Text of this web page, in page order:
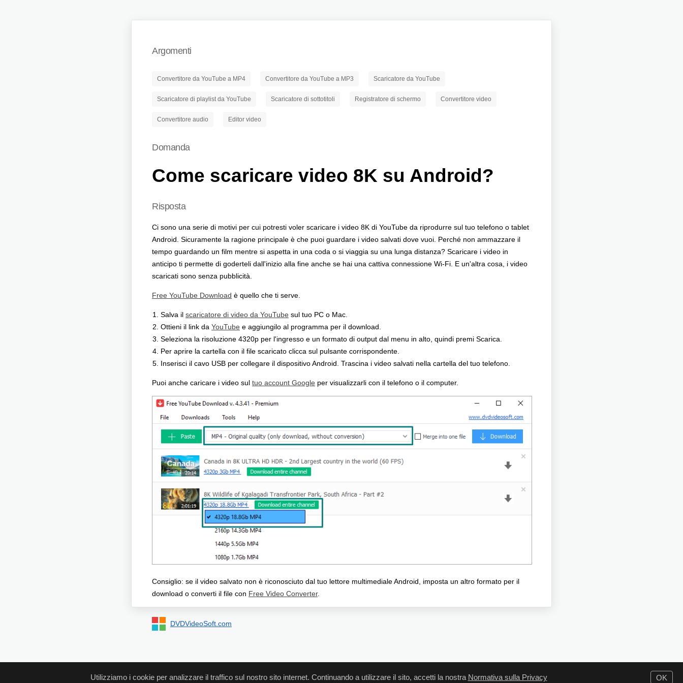
Utilizziamo i cookie per analizzare il traffico sul nostro sito internet. Continuando a utilizzare il sito, accetti la nostra Normativa sulla Privacy OK
Argomenti
Convertitore da YouTube a MP4 Convertitore da YouTube a MP3 Scaricatore da YouTube
Scaricatore di playlist da YouTube Scaricatore di sottotitoli Registratore di schermo Convertitore video
Convertitore audio Editor video
Domanda
Come scaricare video 8K su Android?
Risposta
Ci sono una serie di motivi per cui potresti voler scaricare i video 8K di YouTube da riprodurre sul tuo telefono o tablet
Android. Sicuramente la ragione principale è che puoi guardare i video salvati dove vuoi. Perché non ammazzare il
tempo guardando un film mentre si aspetta in una coda o si viaggia su una lunga distanza? Scaricare i video in
anticipo ti permette di goderteli dall'inizio alla fine anche se hai una cattiva connessione Wi-Fi. E un'altra cosa, i video
scaricati sono senza pubblicità.
Free YouTube Download è quello che ti serve.
Salva il scaricatore di video da YouTube sul tuo PC o Mac.
Ottieni il link da YouTube e aggiungilo al programma per il download.
Seleziona la risoluzione 4320p per l'ingresso e un formato di output dal menu in alto, quindi premi Scarica.
Per aprire la cartella con il file scaricato clicca sul pulsante corrispondente.
Inserisci il cavo USB per collegare il dispositivo Android. Trascina i video salvati nella cartella del tuo telefono.
Puoi anche caricare i video sul tuo account Google per visualizzarli con il telefono o il computer.
Consiglio: se il video salvato non è riconosciuto dal tuo lettore multimediale Android, imposta un altro formato per il
download o converti il file con Free Video Converter.
DVDVideoSoft.com